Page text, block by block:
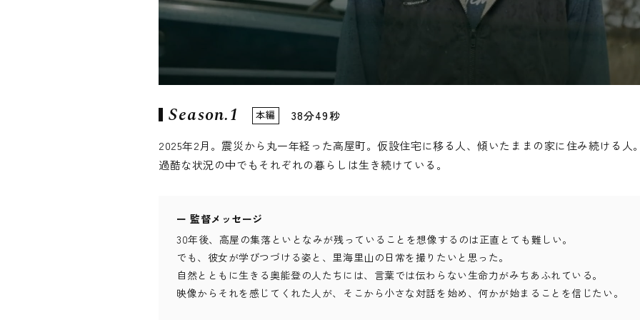
Season.1 本編 38分49秒
2025年2月。震災から丸一年経った高屋町。仮設住宅に移る人、傾いたままの家に住み続ける人
過酷な状況の中でもそれぞれの暮らしは生き続けている。
ー 監督メッセージ
30年後、高屋の集落といとなみが残っていることを想像するのは正直とても難しい。
でも、彼女が学びつづける姿と、里海里山の日常を撮りたいと思った。
自然とともに生きる奥能登の人たちには、言葉では伝わらない生命力がみちあふれている。
映像からそれを感じてくれた人が、そこから小さな対話を始め、何かが始まることを信じたい。